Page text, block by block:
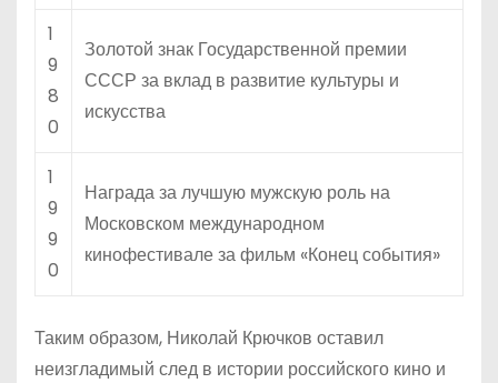
1
9
8
0
Золотой знак Государственной премии
СССР за вклад в развитие культуры и
искусства
1
9
9
0
Награда за лучшую мужскую роль на
Московском международном
кинофестивале за фильм «Конец события»
Таким образом, Николай Крючков оставил
неизгладимый след в истории российского кино и